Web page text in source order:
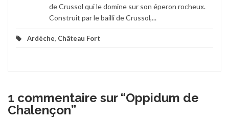
de Crussol qui le domine sur son éperon rocheux.
Construit par le bailli de Crussol,...
Ardèche, Château Fort
1 commentaire sur “Oppidum de
Chalençon”